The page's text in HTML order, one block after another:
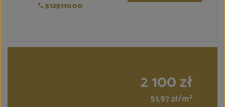
512511000
2 100 zł
51,97 zł/m2